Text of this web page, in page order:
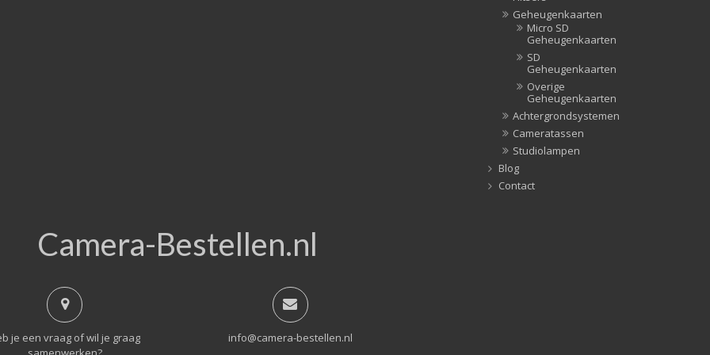
Geheugenkaarten
Micro SD
Geheugenkaarten
SD
Geheugenkaarten
Overige
Geheugenkaarten
Achtergrondsystemen
Cameratassen
Studiolampen
Blog
Contact
Camera-Bestellen.nl
je een vraag of wil je graag
info@camera-bestellen.nl